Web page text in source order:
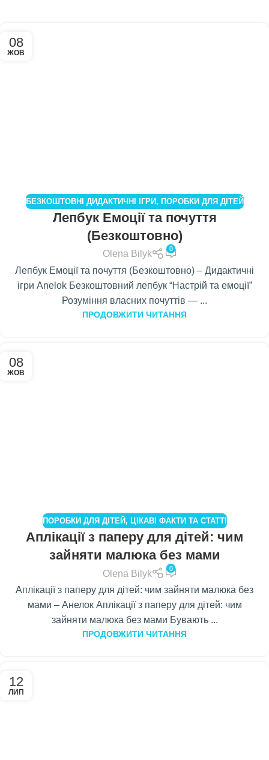
08
ЖОВ
БЕЗКОШТОВНІ ДИДАКТИЧНІ ІГРИ, ПОРОБКИ ДЛЯ ДІТЕЙ
Лепбук Емоції та почуття
(Безкоштовно)
Olena Bilyk
0
Лепбук Емоції та почуття (Безкоштовно) – Дидактичні
ігри Anelok Безкоштовний лепбук “Настрій та емоції”
Розуміння власних почуттів — ...
ПРОДОВЖИТИ ЧИТАННЯ
08
ЖОВ
ПОРОБКИ ДЛЯ ДІТЕЙ , ЦІКАВІ ФАКТИ ТА СТАТТІ
Аплікації з паперу для дітей: чим
зайняти малюка без мами
Olena Bilyk
0
Аплікації з паперу для дітей: чим зайняти малюка без
мами – Анелок Аплікації з паперу для дітей: чим
зайняти малюка без мами Бувають ...
ПРОДОВЖИТИ ЧИТАННЯ
12
ЛИП